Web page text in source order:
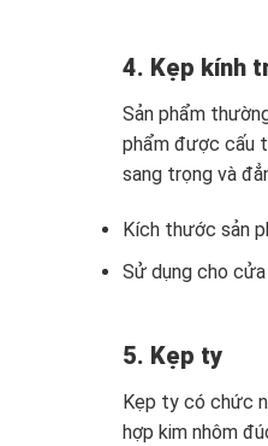
4. Kẹp kính
Sản phẩm
phẩm được cấu
sang trọng và
Kích thước sản
Sử dụng cho
5. Kẹp ty
Kẹp ty có chức
hợp kim nhôm